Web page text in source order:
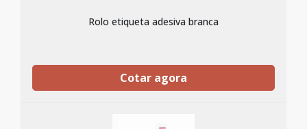
Rolo etiqueta adesiva branca
Cotar agora